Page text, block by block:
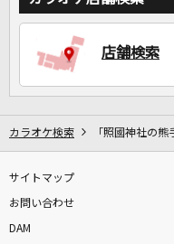
店舗検索
カラオケ検索 「照國神社の
サイトマップ
お問い合わせ
DAM